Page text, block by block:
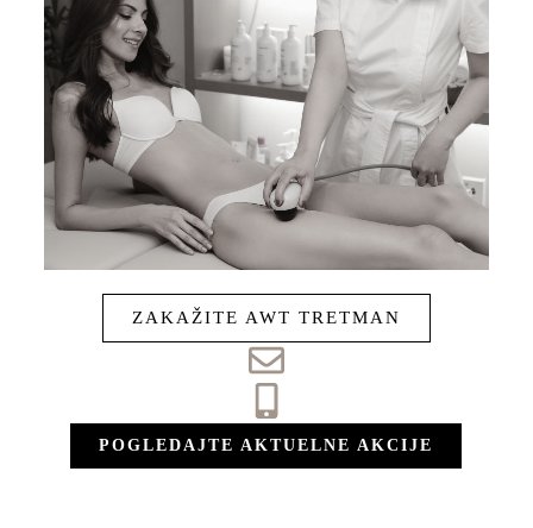
ZAKAŽITE AWT TRETMAN
POGLEDAJTE AKTUELNE AKCIJE